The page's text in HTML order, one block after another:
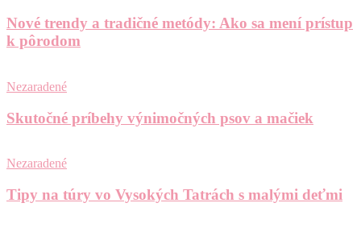
Nové trendy a tradičné metódy: Ako sa mení prístup
k pôrodom
Nezaradené
Skutočné príbehy výnimočných psov a mačiek
Nezaradené
Tipy na túry vo Vysokých Tatrách s malými deťmi